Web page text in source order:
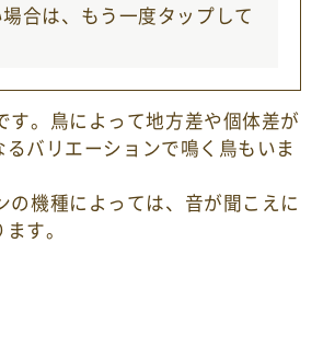
合は、もう一度タップ して
す。鳥によって地方差や個体差が
るバリエーションで鳴く鳥もいま
の機種によっては、音が聞こえに
す。